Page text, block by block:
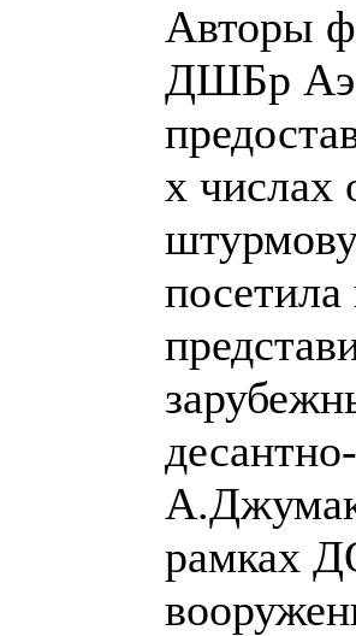
Авторы
ДШБр
х числах
посетила
рамках